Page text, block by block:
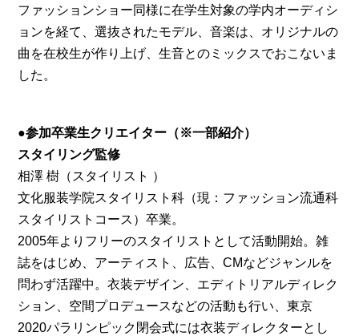
ファッションショー同様に在学生対象の学内オーディシ
ョンを経て、選抜されたモデル、音楽は、オリジナルの
曲を在校生が作り上げ、生音とのミックスでおこないま
した。
●参加卒業生クリエイター（※一部紹介）
スタイリング監修
相澤 樹（スタイリスト ）
文化服装学院スタイリスト科（現：ファッション流通科
スタイリストコース）卒業。
2005年よりフリーのスタイリストとして活動開始。雑
誌をはじめ、アーティスト、広告、CMなどジャンルを
問わず活躍中。衣装デザイン、エディトリアルディレク
ション、空間プロデュースなどの活動も行い、東京
2020パラリンピック閉会式には衣装ディレクターとし